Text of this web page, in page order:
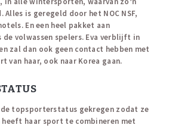
is geregeld door het NOC NSF,
En een heel pakket aan
volwassen spelers. Eva verblijft in
zal dan ook geen contact hebben met
van haar, ook naar Korea gaan.
topsporterstatus gekregen zodat ze
heeft haar sport te combineren met